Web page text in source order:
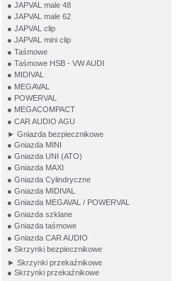
● JAPVAL male 48
● JAPVAL male 62
● JAPVAL clip
● JAPVAL mini clip
● Taśmowe
● Taśmowe HSB - VW AUDI
● MIDIVAL
● MEGAVAL
● POWERVAL
● MEGACOMPACT
● CAR AUDIO AGU
► Gniazda bezpiecznikowe
● Gniazda MINI
● Gniazda UNI (ATO)
● Gniazda MAXI
● Gniazda Cylindryczne
● Gniazda MIDIVAL
● Gniazda MEGAVAL / POWERVAL
● Gniazda szklane
● Gniazda taśmowe
● Gniazda CAR AUDIO
● Skrzynki bezpiecznikowe
► Skrzynki przekaźnikowe
● Skrzynki przekaźnikowe